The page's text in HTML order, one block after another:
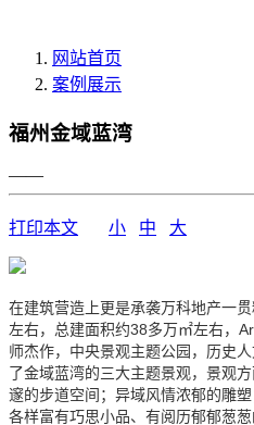
网站首页
案例展示
福州金域蓝湾
——
打印本文 小 中 大
在建筑营造上更是承袭万科地产一
左右，总建面积约38多万㎡左右，
师杰作，中央景观主题公园，历史
了金域蓝湾的三大主题景观，景观
邃的步道空间；异域风情浓郁的雕
各样富有巧思小品、有阅历郁郁葱